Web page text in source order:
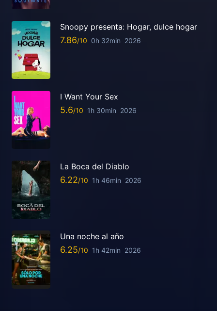
Snoopy presenta: Hogar, dulce hogar
7.86 0h 32min 2026
I Want Your Sex
5.6 1h 30min 2026
La Boca del Diablo
6.22 1h 46min 2026
Una noche al año
6.25 1h 42min 2026